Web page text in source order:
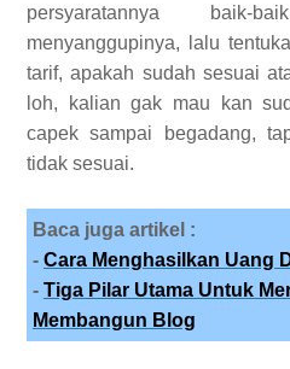
persyaratannya baik-
menyanggupinya, lalu
tarif, apakah sudah sesuai
loh, kalian gak mau kan
capek sampai begadang,
tidak sesuai.
Baca juga artikel :
- Cara Menghasilkan Uang
- Tiga Pilar Utama Untuk
Membangun Blog